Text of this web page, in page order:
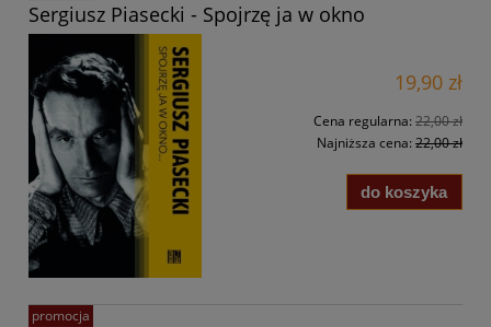
Sergiusz Piasecki - Spojrzę ja w okno
19,90 zł
Cena regularna: 22,00 zł
Najniższa cena: 22,00 zł
do koszyka
promocja